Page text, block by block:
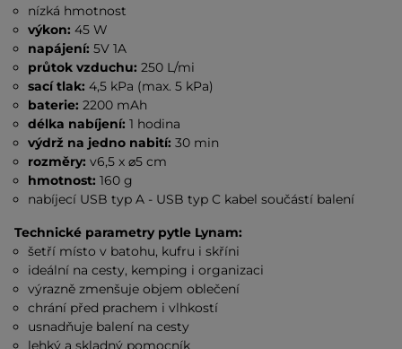
nízká hmotnost
výkon: 45 W
napájení: 5V 1A
průtok vzduchu:250 L/mi
sací tlak: 4,5 kPa (max. 5 kPa)
baterie:2200 mAh
délka nabíjení:1 hodina
výdrž na jedno nabití: 30 min
rozměry:v6,5 x ⌀5 cm
hmotnost:160 g
nabíjecí USB typ A - USB typ C kabel součástí balení
Technické parametry pytle Lynam:
šetří místo v batohu, kufru i skříni
ideální na cesty, kemping i organizaci
výrazně zmenšuje objem oblečení
chrání před prachem i vlhkostí
usnadňuje balení na cesty
lehký a skladný pomocník